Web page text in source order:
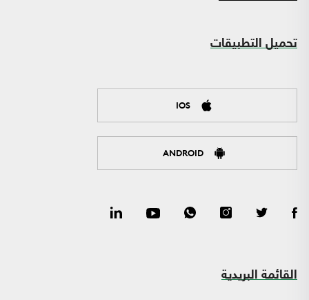
تحميل التطبيقات
IOS
ANDROID
القائمة البريدية